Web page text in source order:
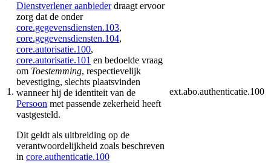
1.
Dienstverlener aanbiederdraagt ervoor
zorg dat de onder
core.gegevensdiensten.103,
core.gegevensdiensten.104,
core.autorisatie.100,
core.autorisatie.101 en bedoelde vraag
om Toestemming, respectievelijk
bevestiging, slechts plaatsvinden
wanneer hij de identiteit van de
Persoon met passende zekerheid heeft
vastgesteld.
Dit geldt als uitbreiding op de
verantwoordelijkheid zoals beschreven
in core.authenticatie.100
ext.abo.authenticatie.100